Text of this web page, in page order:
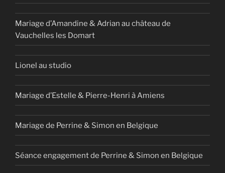
Mariage d’Amandine & Adrian au château de
Vauchelles les Domart
Lionel au studio
Mariage d’Estelle & Pierre-Henri à Amiens
Mariage de Perrine & Simon en Belgique
Séance engagement de Perrine & Simon en Belgique